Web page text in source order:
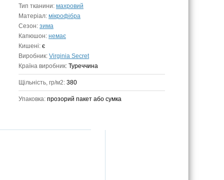
Тип тканини: махровий
Матеріал: мікрофібра
Сезон: зима
Капюшон: немає
Кишені: є
Виробник: Virginia Secret
Країна виробник: Туреччина
Щільність, гр/м2: 380
Упаковка: прозорий пакет або сумка